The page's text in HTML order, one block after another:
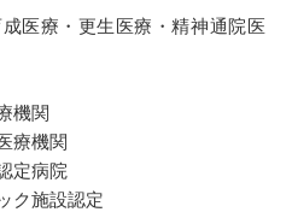
医療・更生医療・精神通院医
機関
療機関
定病院
ク施設認定